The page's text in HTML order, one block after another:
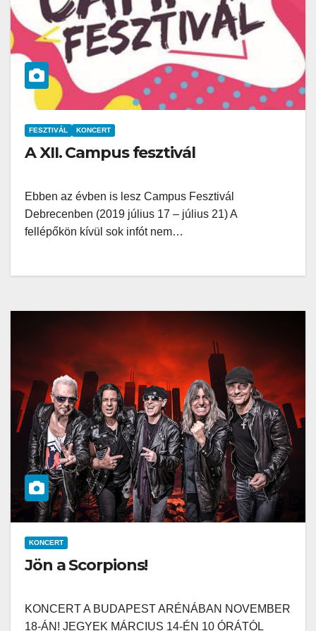
FESZTIVÁL KONCERT
A XII. Campus fesztivál
Ebben az évben is lesz Campus Fesztivál
Debrecenben (2019 július 17 – július 21) A
fellépőkön kívül sok infót nem…
KONCERT
Jön a Scorpions!
KONCERT A BUDAPEST ARÉNÁBAN NOVEMBER
18-ÁN! JEGYEK MÁRCIUS 14-ÉN 10 ÓRÁTÓL